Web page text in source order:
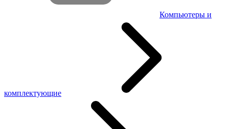
Компьютеры и
комплектующие